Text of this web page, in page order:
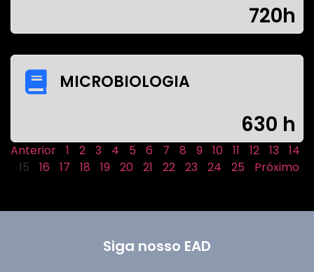
720h
MICROBIOLOGIA
630 h
Anterior 1 2 3 4 5 6 7 8 9 10 11 12 13
14
15
16 17 18 19 20 21 22 23 24 25 Próximo
Siga nosso EAD